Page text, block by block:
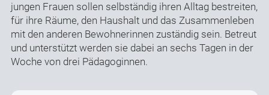
jungen Frauen sollen selbständig ihren Alltag bestreiten,
für ihre Räume, den Haushalt und das Zusammenleben
mit den anderen Bewohnerinnen zuständig sein. Betreut
und unterstützt werden sie dabei an sechs Tagen in der
Woche von drei Pädagoginnen.